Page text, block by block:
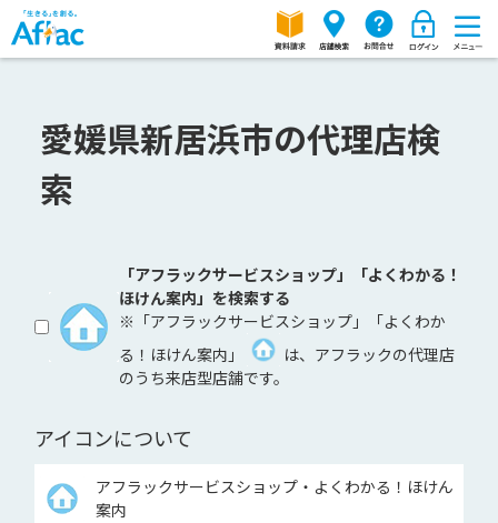
愛媛県新居浜市の代理店検
索
「アフラックサービスショップ」「よくわかる！
ほけん案内」を検索する
※「アフラックサービスショップ」「よくわか
る！ほけん案内」
は、アフラックの代理店
のうち来店型店舗です。
アイコンについて
アフラックサービスショップ・よくわかる！ほけん
案内